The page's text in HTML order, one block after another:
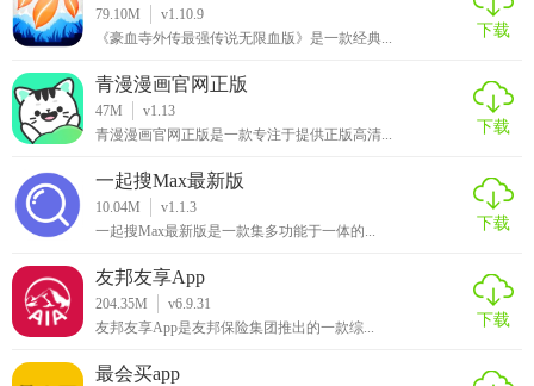
79.10M
v1.10.9
《豪血寺外传最强传说无限血版》是一款经典...
下载
青漫漫画官网正版
47M
v1.13
青漫漫画官网正版是一款专注于提供正版高清...
下载
一起搜Max最新版
10.04M
v1.1.3
一起搜Max最新版是一款集多功能于一体的...
下载
友邦友享App
204.35M
v6.9.31
友邦友享App是友邦保险集团推出的一款综...
下载
最会买app